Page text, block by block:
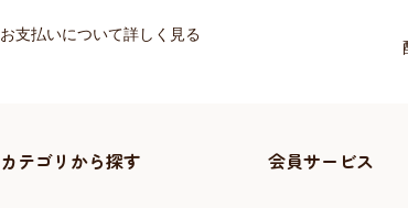
お支払いについて詳しく見る
カテゴリから探す 会員サービス